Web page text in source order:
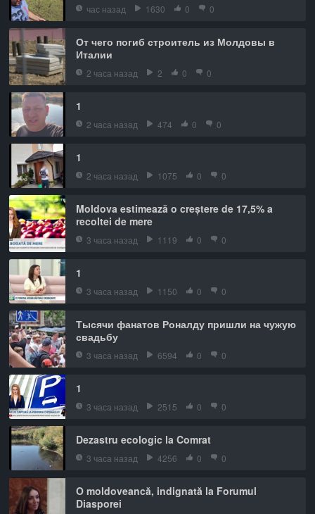
час назад 1630 0 0
От чего погиб строитель из Молдовы в
Италии
2 часа назад 2 0 0
1
2 часа назад 474 0 0
1
2 часа назад 1075 0 0
Moldova estimează o creștere de 17,5% a
recoltei de mere
3 часа назад 1119 0 0
1
3 часа назад 1150 0 0
Тысячи фанатов Роналду пришли на чужую
свадьбу
3 часа назад 6594 0 0
1
3 часа назад 2515 0 0
Dezastru ecologic la Comrat
3 часа назад 4256 0 0
O moldoveancă, indignată la Forumul
Diasporei